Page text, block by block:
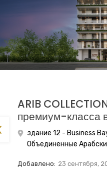
ARIB
премиум-класса
здание 12 - Business
Объединенные
Добавлено: 23 сентября,